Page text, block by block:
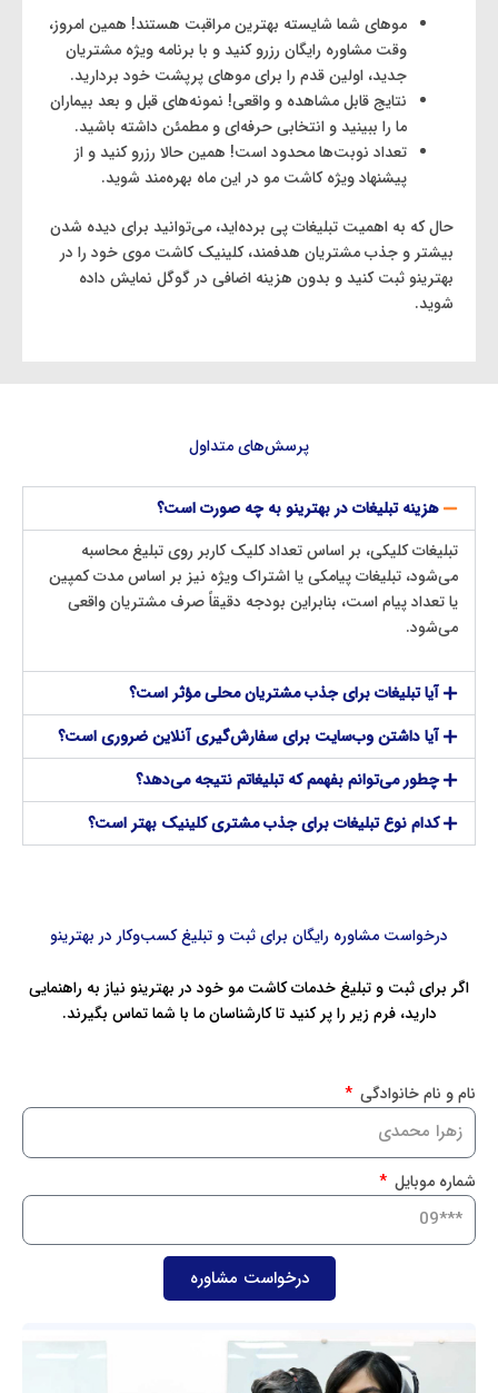
موهای شما شایسته بهترین مراقبت هستند! همین امروز،
وقت مشاوره رایگان رزرو کنید و با برنامه ویژه مشتریان
جدید، اولین قدم را برای موهای پرپشت خود بردارید.
نتایج قابل مشاهده و واقعی! نمونه‌های قبل و بعد بیماران
ما را ببینید و انتخابی حرفه‌ای و مطمئن داشته باشید.
تعداد نوبت‌ها محدود است! همین حالا رزرو کنید و از
پیشنهاد ویژه کاشت مو در این ماه بهره‌مند شوید.
حال که به اهمیت تبلیغات پی برده‌اید، می‌توانید برای دیده شدن
بیشتر و جذب مشتریان هدفمند، کلینیک کاشت موی خود را در
بهترینو ثبت کنید و بدون هزینه اضافی در گوگل نمایش داده
شوید.
پرسش‌های متداول
هزینه تبلیغات در بهترینو به چه صورت است؟
تبلیغات کلیکی، بر اساس تعداد کلیک کاربر روی تبلیغ محاسبه
می‌شود، تبلیغات پیامکی یا اشتراک ویژه نیز بر اساس مدت کمپین
یا تعداد پیام است، بنابراین بودجه دقیقاً صرف مشتریان واقعی
می‌شود.
آیا تبلیغات برای جذب مشتریان محلی مؤثر است؟
آیا داشتن وب‌سایت برای سفارش‌گیری آنلاین ضروری است؟
چطور می‌توانم بفهمم که تبلیغاتم نتیجه می‌دهد؟
کدام نوع تبلیغات برای جذب مشتری کلینیک بهتر است؟
درخواست مشاوره رایگان برای ثبت و تبلیغ کسب‌وکار در بهترینو
اگر برای ثبت و تبلیغ خدمات کاشت مو خود در بهترینو نیاز به راهنمایی
دارید، فرم زیر را پر کنید تا کارشناسان ما با شما تماس بگیرند.
نام و نام خانوادگی
شماره موبایل
درخواست مشاوره